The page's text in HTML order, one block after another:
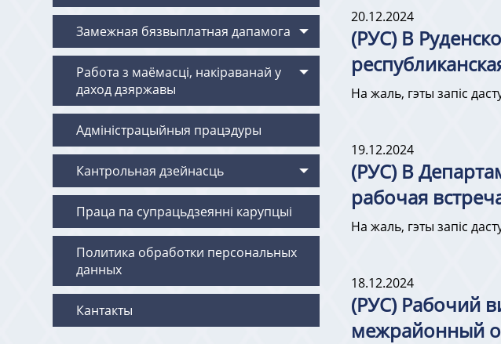
Замежная бязвыплатная дапамога
Работа з маёмасцi, накiраванай у
даход дзяржавы
Адміністрацыйныя працэдуры
Кантрольная дзейнасць
Праца па супрацьдзеянні карупцыі
Политика обработки персональных
данных
Кантакты
20.12.2024
(РУС) В
На жаль, гэты запіс
19.12.2024
(РУС) В
рабочая
На жаль, гэты запіс
18.12.2024
(РУС) Рабочий
межрайонный